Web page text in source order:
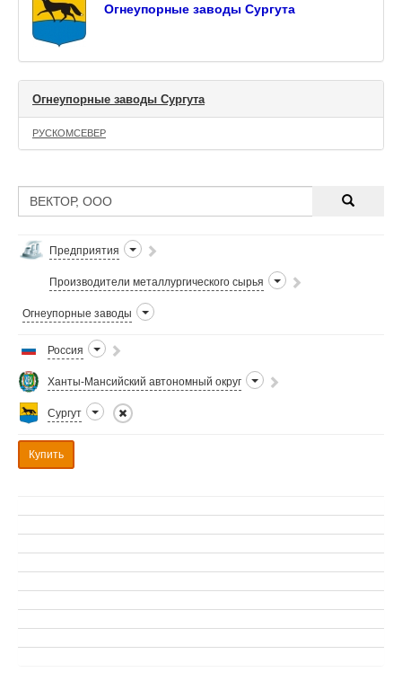
Огнеупорные заводы Сургута
Огнеупорные заводы Сургута
РУСКОМСЕВЕР
Предприятия
Производители металлургического сырья
Огнеупорные заводы
Россия
Ханты-Мансийский автономный округ
Сургут
Купить